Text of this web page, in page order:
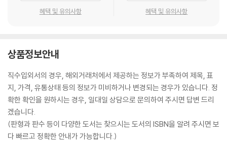
혜택 및 유의사항 혜택 및 유의사항
상품정보안내
직수입외서의 경우, 해외거래처에서 제공하는 정보가 부족하여 제목, 표
지, 가격, 유통상태 등의 정보가 미비하거나 변경되는 경우가 있습니다. 정
확한 확인을 원하시는 경우, 일대일 상담으로 문의하여 주시면 답변 드리
겠습니다.
(판형과 판수 등이 다양한 도서는 찾으시는 도서의 ISBN을 알려 주시면 보
다 빠르고 정확한 안내가 가능합니다.)